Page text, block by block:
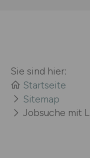
Sie sind hier:
Startseite
Sitemap
Jobsuche mit L